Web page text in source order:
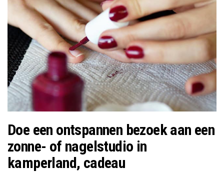
Doe een ontspannen bezoek aan een
zonne- of nagelstudio in
kamperland, cadeau